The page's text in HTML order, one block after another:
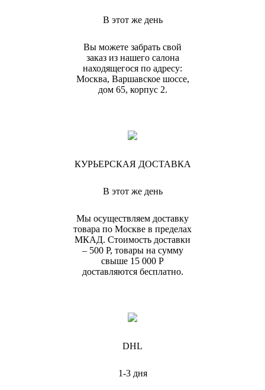
В этот же день
Вы можете забрать свой
заказ из нашего салона
находящегося по адресу:
Москва, Варшавское шоссе,
дом 65, корпус 2.
КУРЬЕРСКАЯ ДОСТАВКА
В этот же день
Мы осуществляем доставку
товара по Москве в пределах
МКАД. Стоимость доставки
– 500 Р, товары на сумму
свыше 15 000 Р
доставляются бесплатно.
DHL
1-3 дня